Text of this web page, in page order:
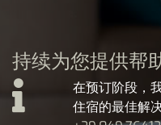
持续为您提供帮
在预订阶段，
住宿的最佳解